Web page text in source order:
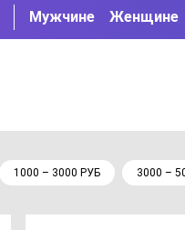
Мужчине Женщине
1000 – 3000 РУБ 3000 –